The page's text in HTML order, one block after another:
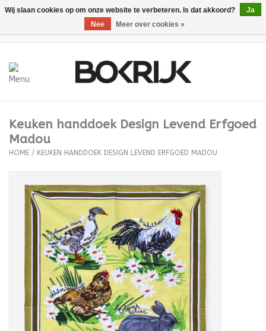
Voeding/drank
BKRK
Madou x Bokrijk
Logo Producten
varia
Ovis Spirits
Keuken handdoek Design Levend Erfgoed
Madou
HOME / KEUKEN HANDDOEK DESIGN LEVEND ERFGOED MADOU
Wij slaan cookies op om onze website te verbeteren. Is dat akkoord?
Ja
Nee
Meer over cookies »